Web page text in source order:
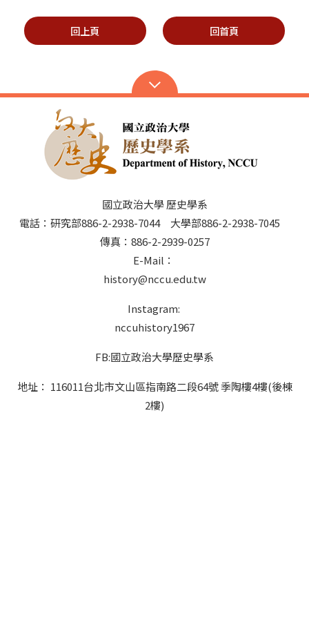
回上頁 回首頁
國立政治大學 歷史學系
電話：研究部886-2-2938-7044 大學部886-2-2938-7045
傳真：886-2-2939-0257
E-Mail：
history@nccu.edu.tw
Instagram:
nccuhistory1967
FB:國立政治大學歷史學系
地址： 116011台北市文山區指南路二段64號 季陶樓4樓(後棟
2樓)